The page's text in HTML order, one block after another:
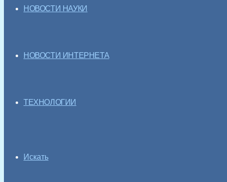
НОВОСТИ НАУКИ
НОВОСТИ ИНТЕРНЕТА
ТЕХНОЛОГИИ
Искать